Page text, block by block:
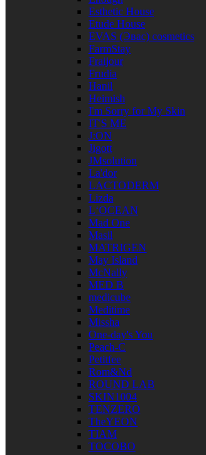
Esthetic House
Etude House
EVAS (Эвас) cosmetics
FarmStay
Fraijour
Frudia
Hanil
Heimish
I'm Sorry for My Skin
IT'S ME
J:ON
Jigott
JMsolution
La'dor
LACTODERM
Lizda
L‘OCEAN
Mad One
Masil
MATRIGEN
May Island
McNally
MED B
medicube
Meditime
Missha
One-day's You
Peach-C
Petitfee
Rom&Nd
ROUND LAB
SKIN1004
TENZERO
TheYEON
TIAM
TOCOBO